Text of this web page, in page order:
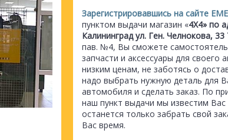
Зарегистрировавшись на сайте
пунктом выдачи магазин «4Х4» по
Калининград ул. Ген. Челнокова,
пав. №4, Вы сможете
запчасти и аксессуары для своего
низким ценам, не заботясь о
надо выбрать нужную деталь для
автомобиля и сделать заказ. По
наш пункт выдачи мы известим
останется только забрать свой
Вас время.